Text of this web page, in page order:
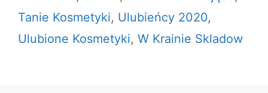
Tanie Kosmetyki, Ulubieńcy 2020,
Ulubione Kosmetyki, W Krainie Skladow